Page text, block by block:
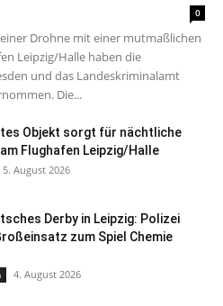
0
Drohne mit einer mutmaßlichen
Leipzig/Halle haben die
und das Landeskriminalamt
Die...
Objekt sorgt für nächtliche
Flughafen Leipzig/Halle
5. August 2026
Derby in Leipzig: Polizei
zum Spiel Chemie
4. August 2026